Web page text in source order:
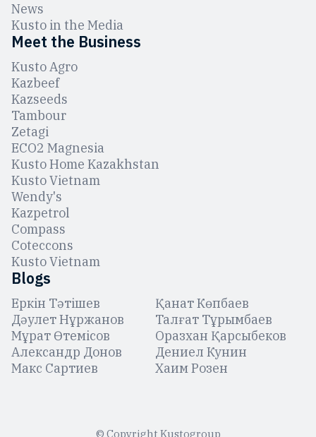
News
Kusto in the Media
Meet the Business
Kusto Agro
Kazbeef
Kazseeds
Tambour
Zetagi
ЕCO2 Magnesia
Kusto Home Kazakhstan
Kusto Vietnam
Wendy's
Kazpetrol
Compass
Coteccons
Kusto Vietnam
Blogs
Еркін Тәтішев
Қанат Көпбаев
Дәулет Нұржанов
Талғат Тұрымбаев
Мұрат Өтемісов
Оразхан Қарсыбеков
Александр Донов
Дениел Кунин
Макс Сартиев
Хаим Розен
© Copyright Kustogroup